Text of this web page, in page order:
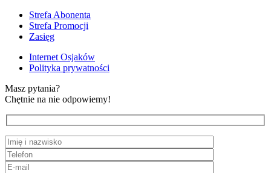
Strefa Abonenta
Strefa Promocji
Zasięg
Internet Osjaków
Polityka prywatności
Masz pytania?
Chętnie na nie odpowiemy!